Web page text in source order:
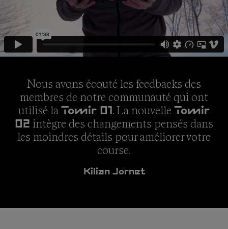
Nous avons écouté les feedbacks des
membres de notre communauté qui ont
utilisé la Tomir 01 . La nouvelle Tomir
02 intègre des changements pensés dans
les moindres détails pour améliorer votre
course.
Kilian Jornet